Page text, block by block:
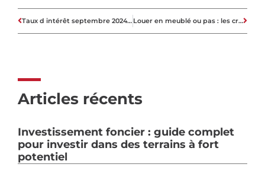
Taux d intérêt septembre 2024 : les tendances pour votre projet immobilier Louer en meublé ou pas : les critères pour une rentabilité optimale
Articles récents
Investissement foncier : guide complet
pour investir dans des terrains à fort
potentiel